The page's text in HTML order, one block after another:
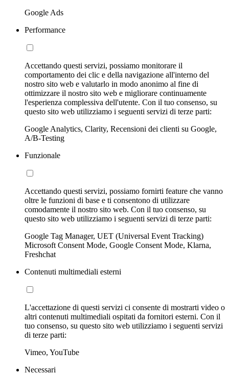
Google Ads
Performance
Accettando questi servizi, possiamo monitorare il
comportamento dei clic e della navigazione all'interno del
nostro sito web e valutarlo in modo anonimo al fine di
ottimizzare il nostro sito web e migliorare continuamente
l'esperienza complessiva dell'utente. Con il tuo consenso, su
questo sito web utilizziamo i seguenti servizi di terze parti:
Google Analytics, Clarity, Recensioni dei clienti su Google,
A/B-Testing
Funzionale
Accettando questi servizi, possiamo fornirti feature che vanno
oltre le funzioni di base e ti consentono di utilizzare
comodamente il nostro sito web. Con il tuo consenso, su
questo sito web utilizziamo i seguenti servizi di terze parti:
Google Tag Manager, UET (Universal Event Tracking)
Microsoft Consent Mode, Google Consent Mode, Klarna,
Freshchat
Contenuti multimediali esterni
L'accettazione di questi servizi ci consente di mostrarti video o
altri contenuti multimediali ospitati da fornitori esterni. Con il
tuo consenso, su questo sito web utilizziamo i seguenti servizi
di terze parti:
Vimeo, YouTube
Necessari